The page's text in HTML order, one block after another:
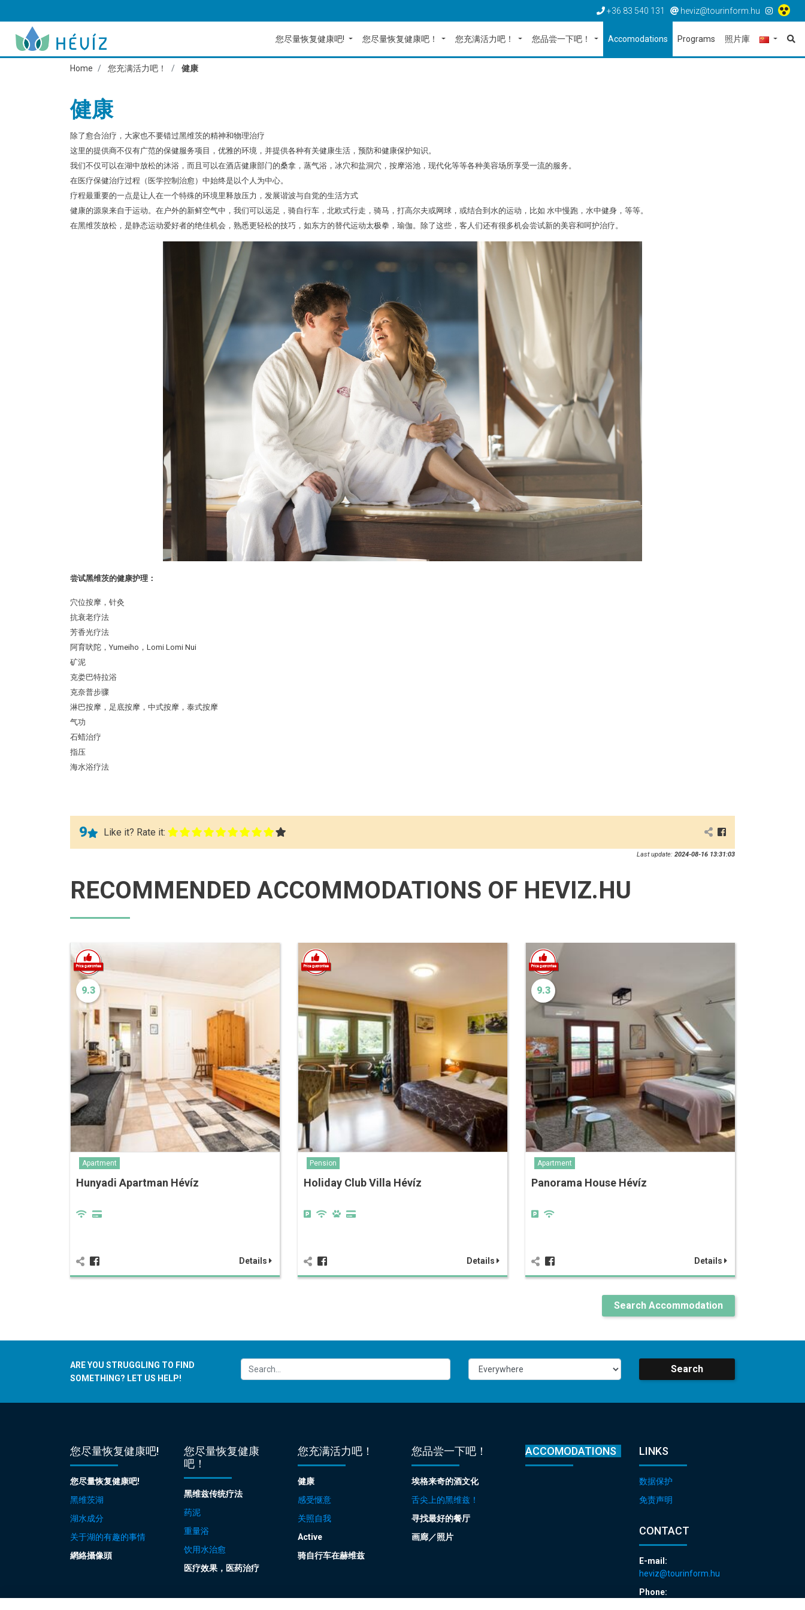
+36 83 540 131 heviz@tourinform.hu
您尽量恢复健康吧! 您尽量恢复健康吧！ 您充满活力吧！ 您品尝一下吧！ Accomodations Programs 照片庫
Home 您充满活力吧！ 健康
健康
除了愈合治疗，大家也不要错过黑维茨的精神和物理治疗
这里的提供商不仅有广范的保健服务项目，优雅的环境，并提供各种有关健康生活，预防和健康保护知识。
我们不仅可以在湖中放松的沐浴，而且可以在酒店健康部门的桑拿，蒸气浴，冰穴和盐洞穴，按摩浴池，现代化等等各种美容场所享受一流的服务。
在医疗保健治疗过程（医学控制治愈）中始终是以个人为中心。
疗程最重要的一点是让人在一个特殊的环境里释放压力，发展谐波与自觉的生活方式
健康的源泉来自于运动。在户外的新鲜空气中，我们可以远足，骑自行车，北欧式行走，骑马，打高尔夫或网球，或结合到水的运动，比如 水中慢跑，水中健身，等等。
在黑维茨放松，是静态运动爱好者的绝佳机会，熟悉更轻松的技巧，如东方的替代运动太极拳，瑜伽。除了这些，客人们还有很多机会尝试新的美容和呵护治疗。
尝试黑维茨的健康护理：
穴位按摩，针灸
抗衰老疗法
芳香光疗法
阿育吠陀，Yumeiho，Lomi Lomi Nui
矿泥
克娄巴特拉浴
克奈普步骤
淋巴按摩，足底按摩，中式按摩，泰式按摩
气功
石蜡治疗
指压
海水浴疗法
9 Like it? Rate it:
Last update: 2024-08-16 13:31:03
RECOMMENDED ACCOMMODATIONS OF HEVIZ.HU
9.3
Apartment
Hunyadi Apartman Hévíz
Details
Pension
Holiday Club Villa Hévíz
Details
9.3
Apartment
Panorama House Hévíz
Details
Search Accommodation
ARE YOU STRUGGLING TO FIND
SOMETHING? LET US HELP!
Search
您尽量恢复健康吧!
您尽量恢复健康吧!
黑维茨湖
湖水成分
关于湖的有趣的事情
網絡攝像頭
您尽量恢复健康
吧！
黑维兹传统疗法
药泥
重量浴
饮用水治愈
医疗效果，医药治疗
您充满活力吧！
健康
感受惬意
关照自我
Active
骑自行车在赫维兹
您品尝一下吧！
埃格来奇的酒文化
舌尖上的黑维兹！
寻找最好的餐厅
画廊／照片
ACCOMODATIONS LINKS
数据保护
免责声明
CONTACT
E-mail:
heviz@tourinform.hu
Phone: